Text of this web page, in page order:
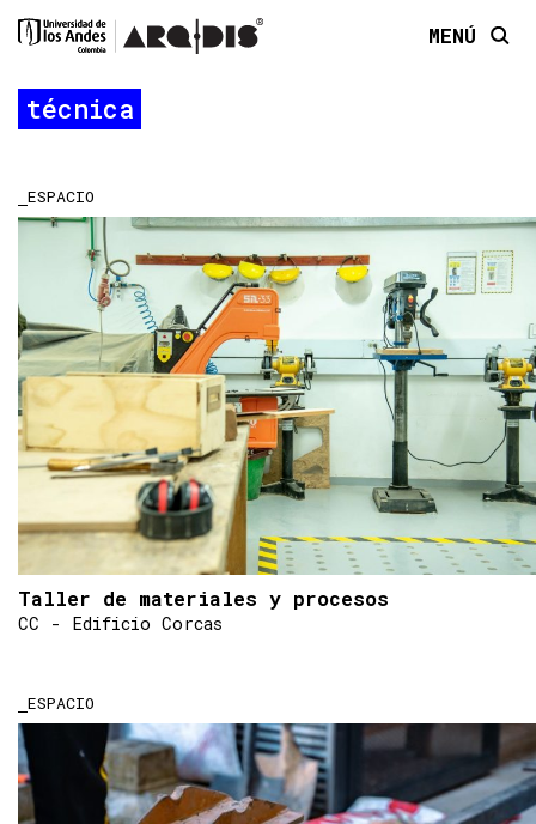
MENÚ
técnica
ESPACIO
Taller de materiales y procesos
CC - Edificio Corcas
ESPACIO